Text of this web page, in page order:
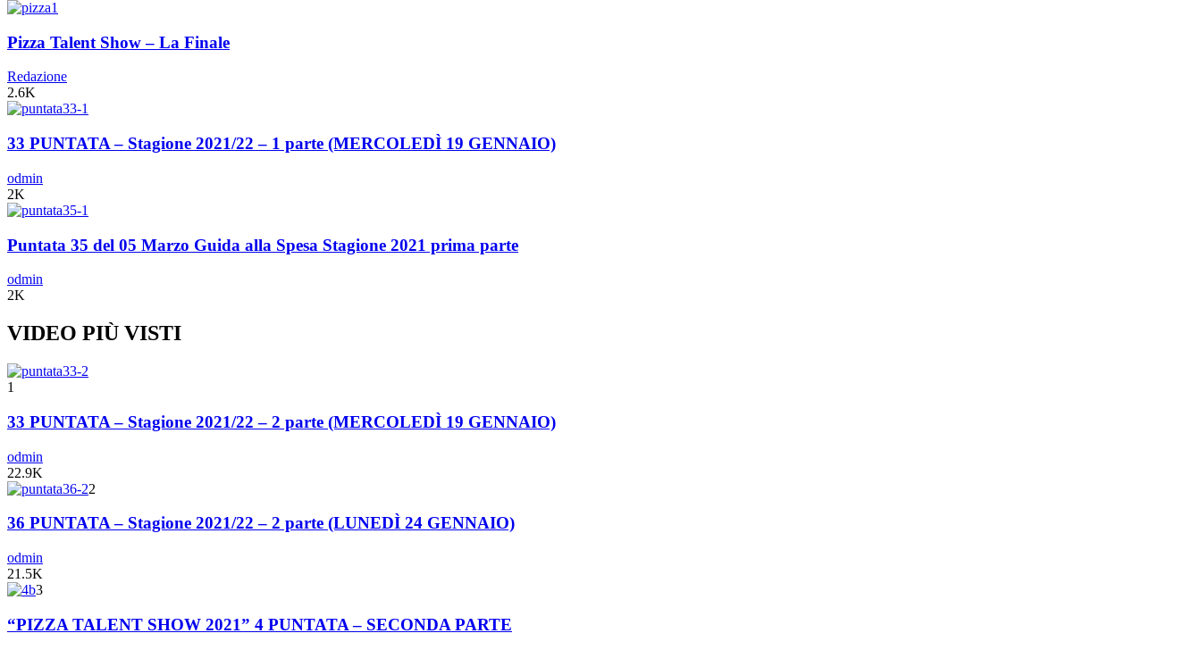
Pizza Talent Show – La Finale
Redazione
2.6K
33 PUNTATA – Stagione 2021/22 – 1 parte (MERCOLEDÌ 19 GENNAIO)
odmin
2K
Puntata 35 del 05 Marzo Guida alla Spesa Stagione 2021 prima parte
odmin
2K
VIDEO PIÙ VISTI
1
33 PUNTATA – Stagione 2021/22 – 2 parte (MERCOLEDÌ 19 GENNAIO)
odmin
22.9K
2
36 PUNTATA – Stagione 2021/22 – 2 parte (LUNEDÌ 24 GENNAIO)
odmin
21.5K
3
“PIZZA TALENT SHOW 2021” 4 PUNTATA – SECONDA PARTE